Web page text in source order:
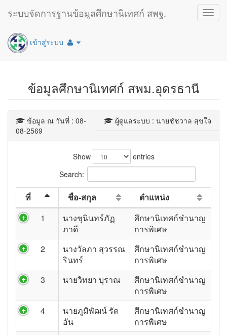
ระบบจัดการฐานข้อมูลศึกษานิเทศก์ สพฐ.
เข้าสู่ระบบ
ข้อมูลศึกษานิเทศก์ สพม.อุดรธานี
ผู้ดูแลระบบ : นายชัชวาล สุขใจ
ข้อมูล ณ วันที่ : 08-
08-2569
Show
entries
Search:
ที่ ชื่อ-สกุล
ตำแหน่ง
1
นางชุนินทร์ภัฏ
ภาดี
ศึกษานิเทศก์ชำนาญ
การพิเศษ
2
นางวัลภา สุวรรณ
รินทร์
ศึกษานิเทศก์ชำนาญ
การพิเศษ
3
นายวิทยา บุราณ
ศึกษานิเทศก์ชำนาญ
การพิเศษ
4
นายภูมิพัฒน์ รัด
อัน
ศึกษานิเทศก์ชำนาญ
การพิเศษ